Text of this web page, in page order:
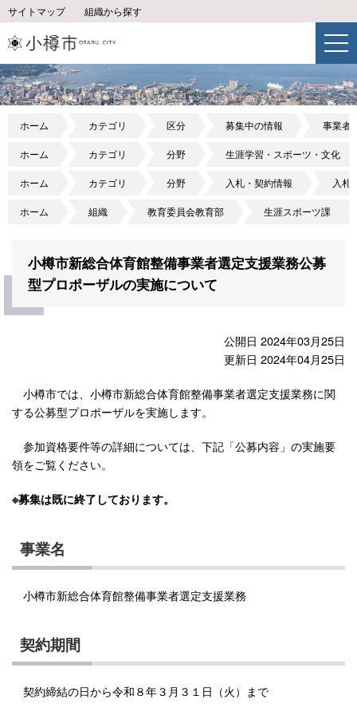
サイトマップ 組織から探す
ホーム カテゴリ 区分 募集中の情報 事業者
ホーム カテゴリ 分野 生涯学習・スポーツ・文化
ホーム カテゴリ 分野 入札・契約情報 入札
ホーム 組織 教育委員会教育部 生涯スポーツ課
小樽市新総合体育館整備事業者選定支援業務公募
型プロポーザルの実施について
公開日 2024年03月25日
更新日 2024年04月25日
小樽市では、小樽市新総合体育館整備事業者選定支援業務に関
する公募型プロポーザルを実施します。
参加資格要件等の詳細については、下記「公募内容」の実施要
領をご覧ください。
※募集は既に終了しております。
事業名
小樽市新総合体育館整備事業者選定支援業務
契約期間
契約締結の日から令和８年３月３１日（火）まで